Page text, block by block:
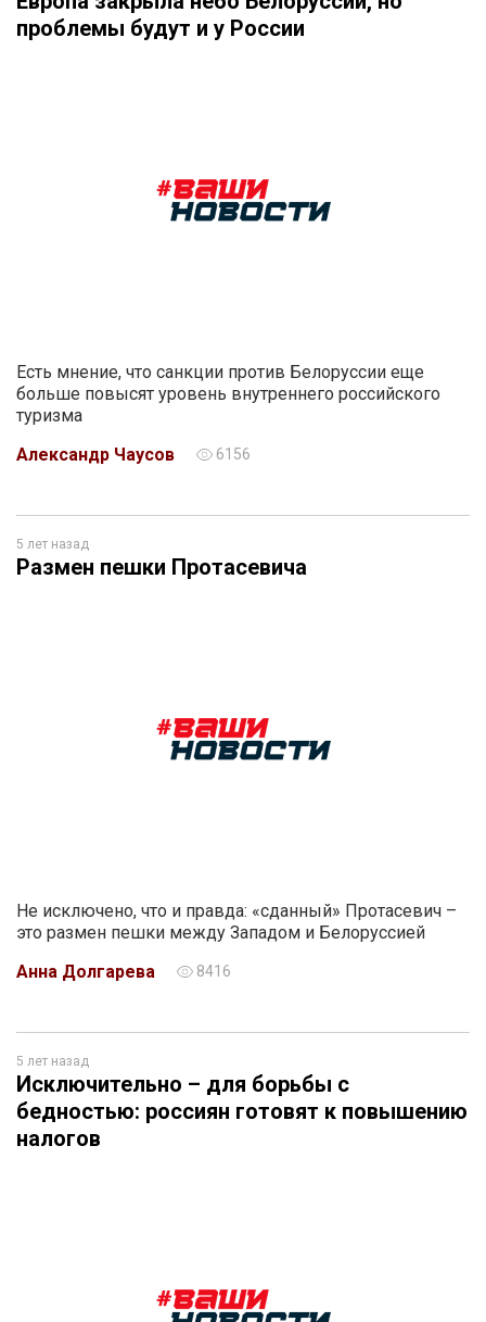
проблемы будут и у России
Есть мнение, что санкции против Белоруссии еще
больше повысят уровень внутреннего российского
туризма
Александр Чаусов
6156
5 лет назад
Размен пешки Протасевича
Не исключено, что и правда: «сданный» Протасевич –
это размен пешки между Западом и Белоруссией
Анна Долгарева
8416
5 лет назад
Исключительно – для борьбы с
бедностью: россиян готовят к повышению
налогов